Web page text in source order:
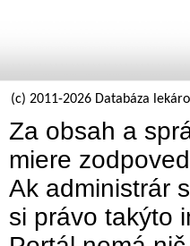
(c) 2011-2026 Databáza
Za obsah a
miere
Ak administrár
si právo takýto